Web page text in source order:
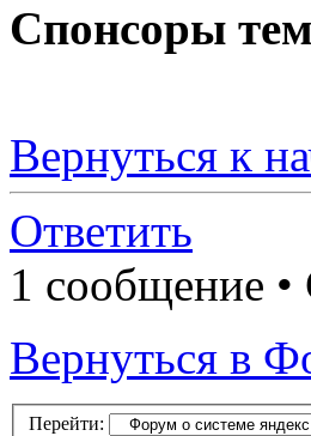
Спонсоры
Вернуться к
Ответить
1 сообщение •
Вернуться в
Перейти: